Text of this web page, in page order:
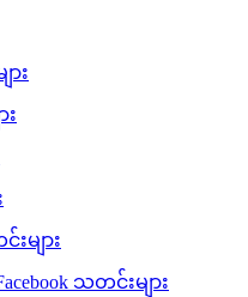
ား
း
များ
သတင်းများ